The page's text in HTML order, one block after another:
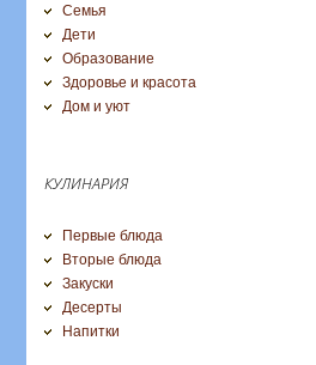
Семья
Дети
Образование
Здоровье и красота
Дом и уют
КУЛИНАРИЯ
Первые блюда
Вторые блюда
Закуски
Десерты
Напитки